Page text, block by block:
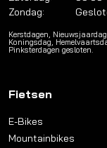
Zondag:
Kerstdagen,
Koningsdag,
Pinksterdagen gesloten.
Fietsen
E-Bikes
Mountainbikes